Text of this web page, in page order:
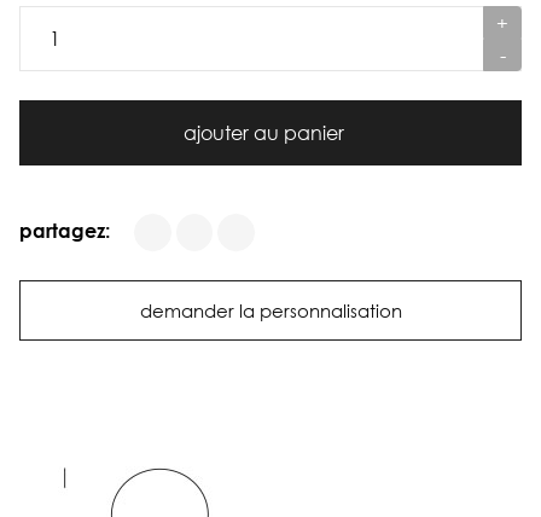
+
-
ajouter au panier
partagez:
demander la personnalisation